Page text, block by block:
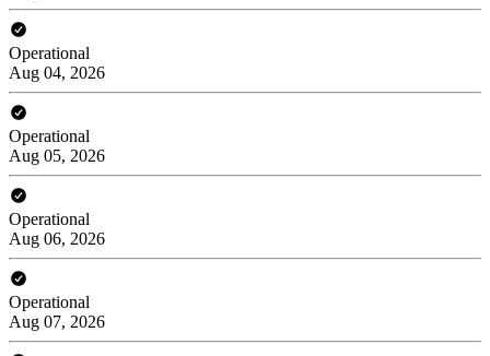
Operational
Aug 04, 2026
Operational
Aug 05, 2026
Operational
Aug 06, 2026
Operational
Aug 07, 2026